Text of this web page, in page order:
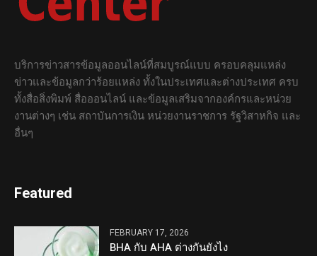
บริการข่าวสารข้อมูลออนไลน์ที่สมบูรณ์แบบ ครอบคลุมแหล่ง
ข่าวและข้อมูลกว่าร้อยแหล่ง ทั้งในประเทศและต่างประเทศ ครบ
ทั้งสื่อสิ่งพิมพ์ สื่อออนไลน์ และข้อมูลเสริมจากองค์กรและหน่วย
งานต่างๆ เช่น สถาบันการเงิน หน่วยงานราชการ รัฐวิสาหกิจ และ
อื่นๆ
Featured
FEBRUARY 17, 2026
BHA กับ AHA ต่างกันยังไง